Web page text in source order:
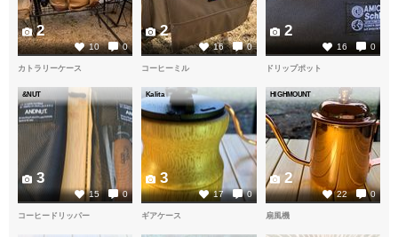
10 0
2
16 0
2
16 0
2
カトラリーケース
&NUT
15 0
3
コーヒーミル
Kalita
17 0
3
ドリップポット
HIGHMOUNT
22 0
2
コーヒードリッパー ギアケース 扇風機